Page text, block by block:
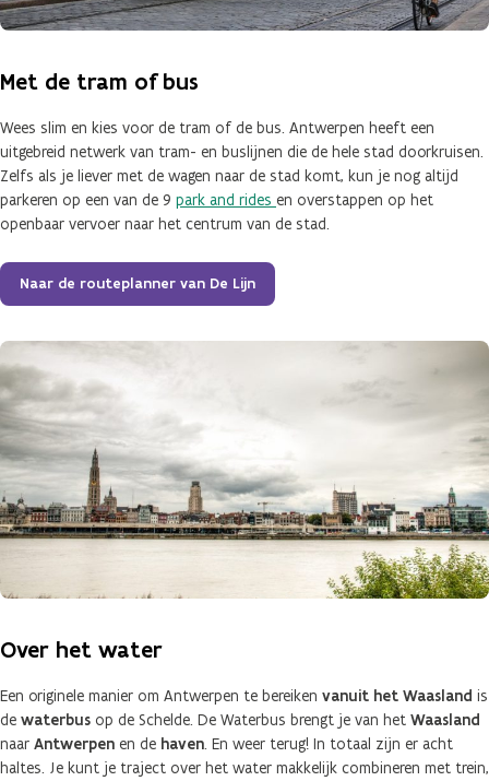
Met de tram of bus
Wees slim en kies voor de tram of de bus. Antwerpen heeft een
uitgebreid netwerk van tram- en buslijnen die de hele stad doorkruisen.
Zelfs als je liever met de wagen naar de stad komt, kun je nog altijd
parkeren op een van de 9 park and rides en overstappen op het
openbaar vervoer naar het centrum van de stad.
Naar de routeplanner van De Lijn
Over het water
Een originele manier om Antwerpen te bereiken vanuit het Waasland is
de waterbus op de Schelde. De Waterbus brengt je van het Waasland
naar Antwerpen en de haven. En weer terug! In totaal zijn er acht
haltes. Je kunt je traject over het water makkelijk combineren met trein,